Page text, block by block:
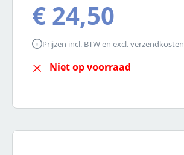
Normale prijs:
€ 24,50
Prijzen incl. BTW en excl. verzendkosten
Niet op voorraad